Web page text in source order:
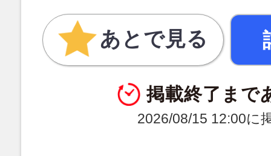
あとで見る
掲載終了まで
2026/08/15 12:00に